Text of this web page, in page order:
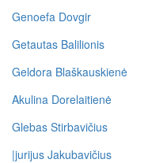
Genoefa Dovgir
Getautas Balilionis
Geldora Blaškauskienė
Akulina Dorelaitienė
Glebas Stirbavičius
|jurijus Jakubavičius